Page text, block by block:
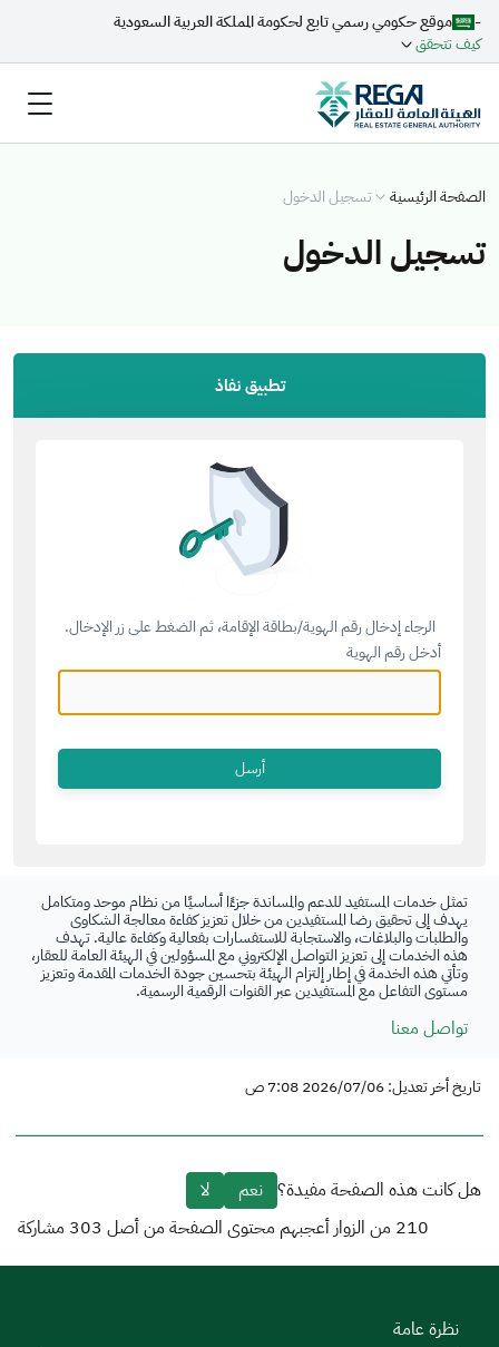
-
موقع حكومي رسمي تابع لحكومة المملكة العربية السعودية
كيف تتحقق
الصفحة الرئيسية تسجيل الدخول
تسجيل الدخول
تطبيق نفاذ
الرجاء إدخال رقم الهوية/بطاقة الإقامة، ثم الضغط على زر الإدخال.
أدخل رقم الهوية
تمثل خدمات المستفيد للدعم والمساندة جزءًا أساسيًا من نظام موحد ومتكامل
يهدف إلى تحقيق رضا المستفيدين من خلال تعزيز كفاءة معالجة الشكاوى
والطلبات والبلاغات، والاستجابة للاستفسارات بفعالية وكفاءة عالية. تهدف
هذه الخدمات إلى تعزيز التواصل الإلكتروني مع المسؤولين في الهيئة العامة للعقار،
وتأتي هذه الخدمة في إطار إلتزام الهيئة بتحسين جودة الخدمات المقدمة وتعزيز
مستوى التفاعل مع المستفيدين عبر القنوات الرقمية الرسمية.
تواصل معنا
تاريخ أخر تعديل: 2026/07/06 7:08 ص
هل كانت هذه الصفحة مفيدة؟ نعم
لا
210 من الزوار أعجبهم محتوى الصفحة من أصل 303 مشاركة
نظرة عامة